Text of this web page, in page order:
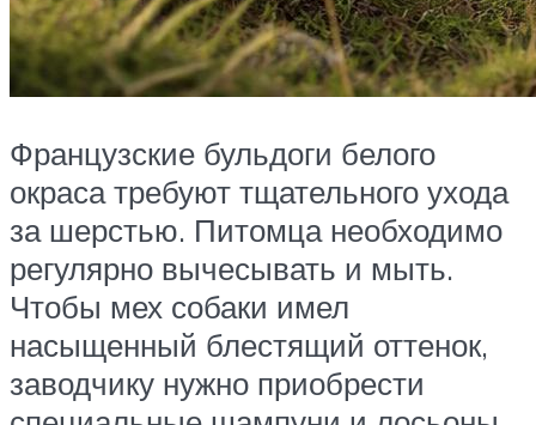
Французские бульдоги белого
окраса требуют тщательного ухода
за шерстью. Питомца необходимо
регулярно вычесывать и мыть.
Чтобы мех собаки имел
насыщенный блестящий оттенок,
заводчику нужно приобрести